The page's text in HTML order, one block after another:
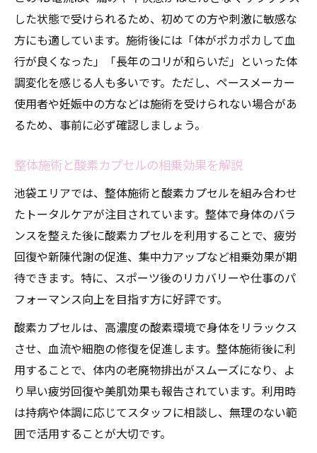
した状態で受けられるため、初めての方や刺激に敏感な
方にも適しています。施術後には「体がポカポカして血
行が良くなった」「長年のコリが和らいだ」といった体
調変化を感じる人も多いです。ただし、ペースメーカー
使用者や妊娠中の方などは施術を受けられない場合があ
るため、事前に必ず確認しましょう。
整体施術と酸素カプセルの相乗効果を解説
池袋エリアでは、整体施術と酸素カプセルを組み合わせ
たトータルケアが注目されています。整体で身体のバラ
ンスを整えた後に酸素カプセルを利用することで、疲労
回復や新陳代謝の促進、集中力アップなど相乗効果が期
待できます。特に、スポーツ後のリカバリーや仕事のパ
フォーマンス向上を目指す方に好評です。
酸素カプセルは、高濃度の酸素環境で身体をリラックス
させ、血流や細胞の修復を促進します。整体施術後に利
用することで、体内の老廃物排出がスムーズになり、よ
り早い疲労回復や美肌効果も報告されています。利用時
は持病や体調に応じてスタッフに相談し、無理のない範
囲で活用することが大切です。